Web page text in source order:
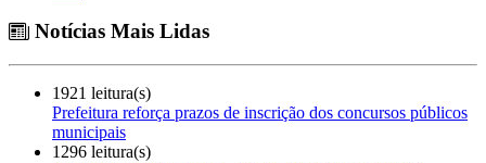
Notícias Mais Lidas
1921 leitura(s)
Prefeitura reforça prazos de inscrição dos concursos públicos
municipais
1296 leitura(s)